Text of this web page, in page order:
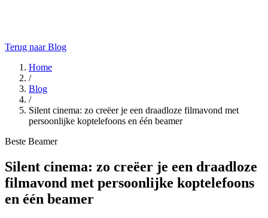
Terug naar Blog
Home
/
Blog
/
Silent cinema: zo creëer je een draadloze filmavond met
persoonlijke koptelefoons en één beamer
Beste Beamer
Silent cinema: zo creëer je een draadloze
filmavond met persoonlijke koptelefoons
en één beamer